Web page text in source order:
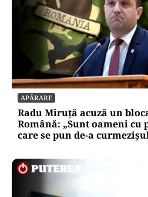
APĂRARE
Radu Miruță acuză un
Română: „Sunt oameni cu
care se pun de-a